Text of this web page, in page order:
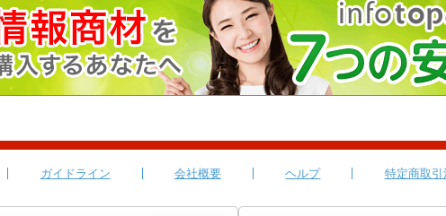
ガイドライン 会社概要 ヘルプ 特定商取